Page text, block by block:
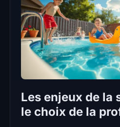
Les enjeux de la
le choix de la